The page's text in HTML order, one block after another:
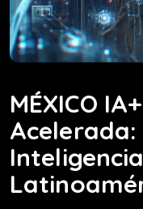
MÉXICO